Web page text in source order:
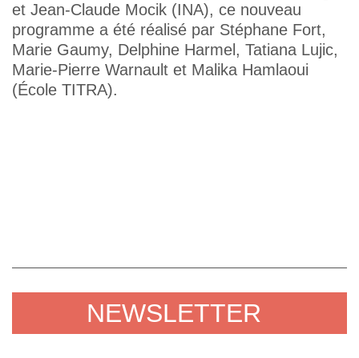
et Jean-Claude Mocik (INA), ce nouveau
programme a été réalisé par Stéphane Fort,
Marie Gaumy, Delphine Harmel, Tatiana Lujic,
Marie-Pierre Warnault et Malika Hamlaoui
(École TITRA).
NEWSLETTER